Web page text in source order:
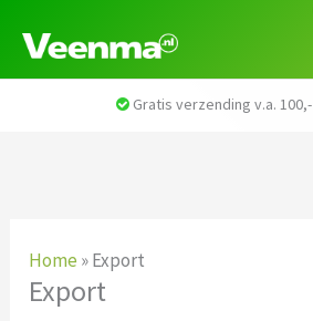
Home »Export
Export
Gratis verzending v.a. 100,-